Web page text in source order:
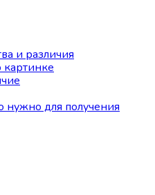
и различия
картинке
нужно для получения